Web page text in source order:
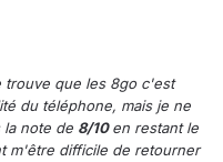
trouve que les 8go c'est
du téléphone, mais je ne
la note de 8/10en restant le
m'être difficile de retourner